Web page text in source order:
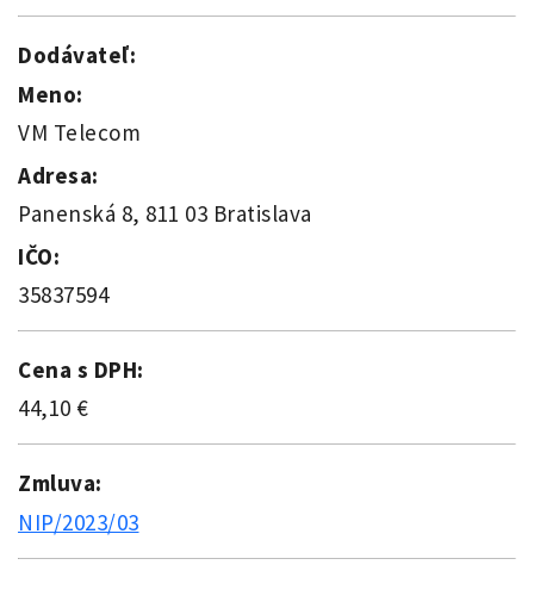
Dodávateľ:
Meno:
VM Telecom
Adresa:
Panenská 8, 811 03 Bratislava
IČO:
35837594
Cena s DPH:
44,10 €
Zmluva:
NIP/2023/03